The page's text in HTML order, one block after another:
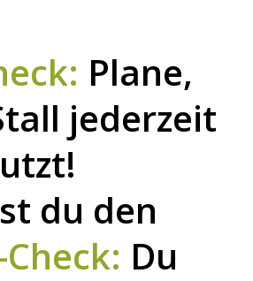
Plane,
jederzeit
du den
Du